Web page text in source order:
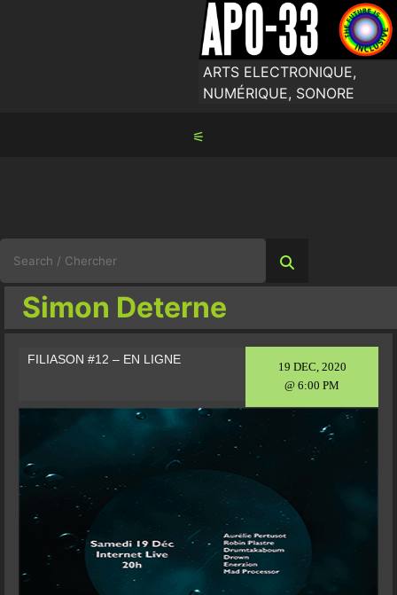
ARTS ELECTRONIQUE,
NUMÉRIQUE, SONORE
⚟
for:
Simon Deterne
19 DEC, 2020
@ 6:00 PM
FILIASON #12 – EN LIGNE